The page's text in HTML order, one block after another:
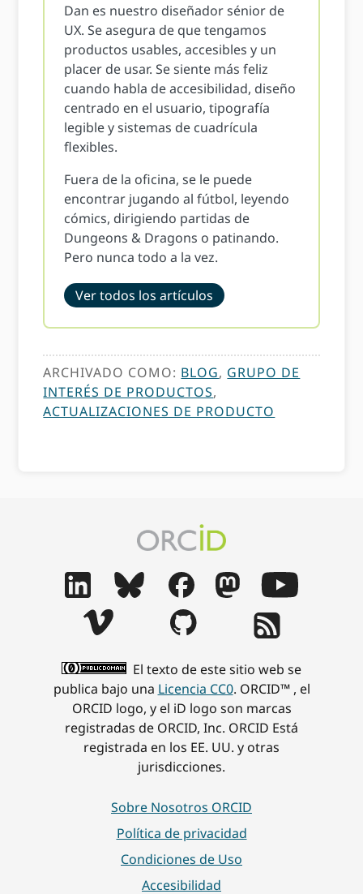
Dan es nuestro diseñador sénior de
UX. Se asegura de que tengamos
productos usables, accesibles y un
placer de usar. Se siente más feliz
cuando habla de accesibilidad, diseño
centrado en el usuario, tipografía
legible y sistemas de cuadrícula
flexibles.
Fuera de la oficina, se le puede
encontrar jugando al fútbol, ​​leyendo
cómics, dirigiendo partidas de
Dungeons & Dragons o patinando.
Pero nunca todo a la vez.
Ver todos los artículos
ARCHIVADO COMO: BLOG, GRUPO DE
INTERÉS DE PRODUCTOS,
ACTUALIZACIONES DE PRODUCTO
El texto de este sitio web se
publica bajo una Licencia CC0. ORCID™ , el
ORCID logo, y el iD logo son marcas
registradas de ORCID, Inc. ORCID Está
registrada en los EE. UU. y otras
jurisdicciones.
Sobre Nosotros ORCID
Política de privacidad
Condiciones de Uso
Accesibilidad